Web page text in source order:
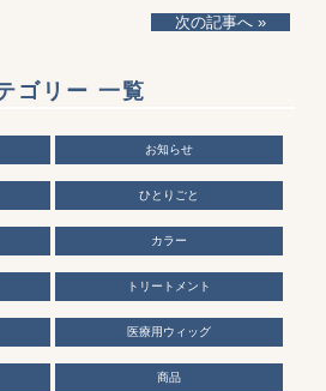
次の記事へ »
ゴリー 一覧
お知らせ
ひとりごと
カラー
トリートメント
医療用ウィッグ
商品